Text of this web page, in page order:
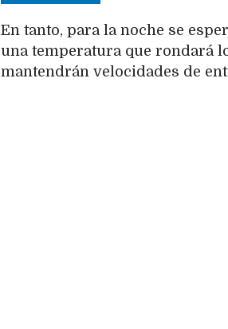
En tanto, para la noche se
una temperatura que rondará
mantendrán velocidades de